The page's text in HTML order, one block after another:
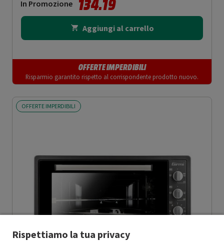
In Promozione 134.19
Aggiungi al carrello
OFFERTE IMPERDIBILI
Risparmio garantito rispetto al corrispondente prodotto nuovo.
OFFERTE IMPERDIBILI
Rispettiamo la tua privacy